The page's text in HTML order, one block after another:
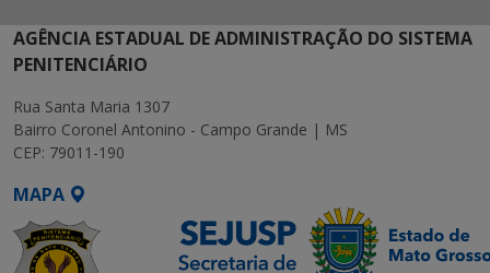
AGÊNCIA ESTADUAL DE ADMINISTRAÇÃO DO SISTEMA
PENITENCIÁRIO
Rua Santa Maria 1307
Bairro Coronel Antonino - Campo Grande | MS
CEP: 79011-190
MAPA